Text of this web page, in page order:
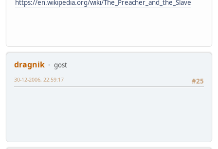
https://en.wikipedia.org/wiki/The_Preacher_and_the_Slave
dragnik
gost
#25
30-12-2006, 22:59:17